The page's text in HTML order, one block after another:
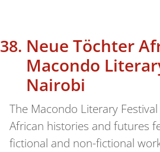
Neue Töchter
Macondo
Nairobi
The Macondo Literary
African histories and futures
fictional and non-fictional